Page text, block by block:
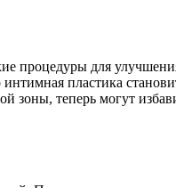
процедуры для
пластика
зоны, теперь могут